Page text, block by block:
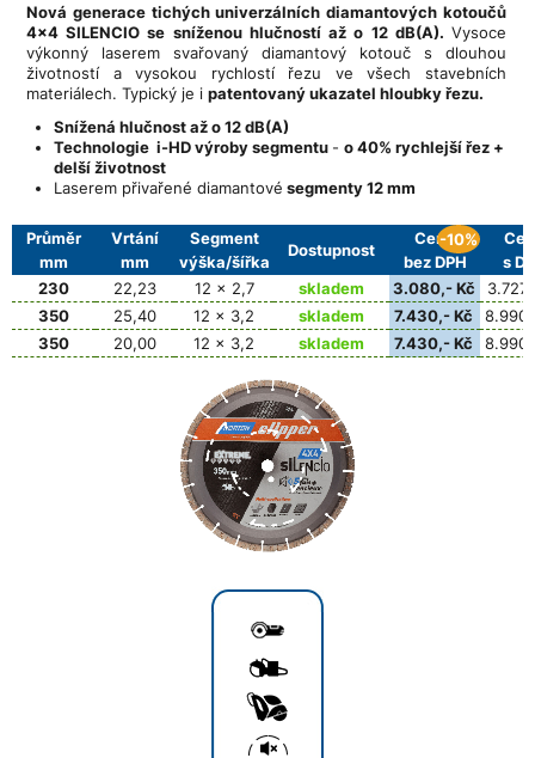
Nová generace tichých univerzálních diamantových kotoučů
4x4 SILENCIO se sníženou hlučností až o 12 dB(A). Vysoce
výkonný laserem svařovaný diamantový kotouč s dlouhou
životností a vysokou rychlostí řezu ve všech stavebních
materiálech. Typický je i patentovaný ukazatel hloubky řezu.
Snížená hlučnost až o 12 dB(A)
Technologie i-HD výroby segmentu - o 40% rychlejší řez +
delší životnost
Laserem přivařené diamantové segmenty 12 mm
Průměr
mm
Vrtání
mm
Segment
výška/šířka
Dostupnost
Cena
bez DPH
-10%
s
230
22,23 12 x 2,7 skladem 3.080,- Kč
350
25,40 12 x 3,2 skladem 7.430,- Kč
350
20,00 12 x 3,2 skladem 7.430,- Kč